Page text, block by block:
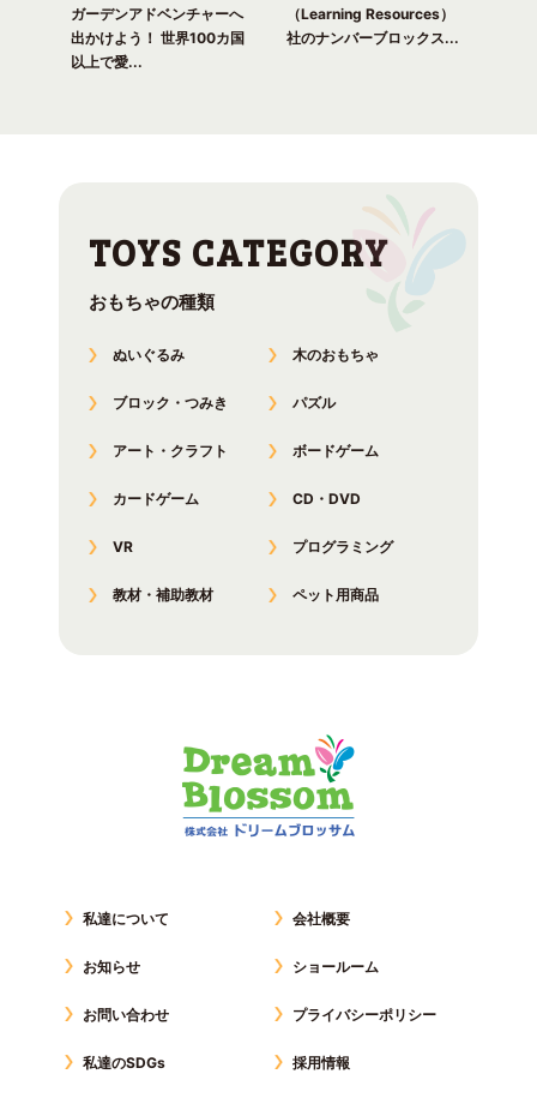
ガーデンアドベンチャーへ
出かけよう！ 世界100カ国
以上で愛...
（Learning Resources）
社のナンバーブロックス...
おもちゃの種類
ぬいぐるみ 木のおもちゃ
ブロック・つみき パズル
アート・クラフト ボードゲーム
カードゲーム CD・DVD
VR プログラミング
教材・補助教材 ペット用商品
私達について
お知らせ
お問い合わせ
私達のSDGs
会社概要
ショールーム
プライバシーポリシー
採用情報